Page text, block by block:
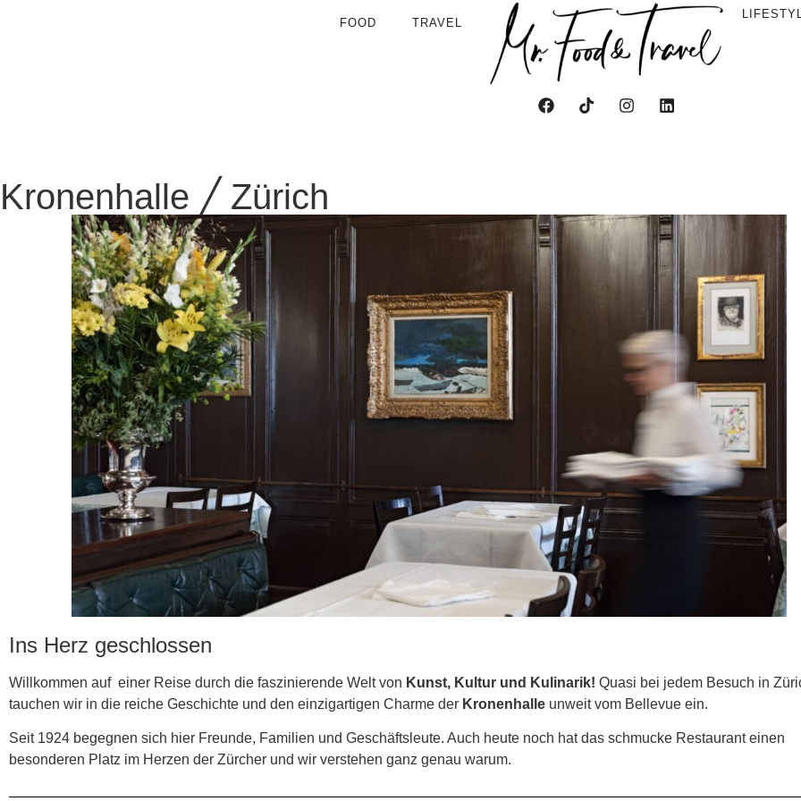
FOOD TRAVEL
Kronenhalle ╱ Zürich
Ins Herz geschlossen
Willkommen auf einer Reise durch die faszinierende Welt von Kunst, Kultur und Kulinarik! Quasi bei jedem Besuch in
tauchen wir in die reiche Geschichte und den einzigartigen Charme der Kronenhalle unweit vom Bellevue ein.
Seit 1924 begegnen sich hier Freunde, Familien und Geschäftsleute. Auch heute noch hat das schmucke Restaurant einen
besonderen Platz im Herzen der Zürcher und wir verstehen ganz genau warum.